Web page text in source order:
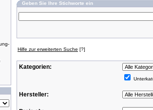
Geben Sie Ihre Stichworte ein
Hilfe zur erweiterten Suche [?]
Kategorien:
Hersteller: